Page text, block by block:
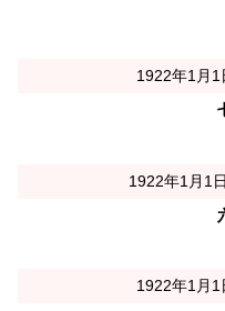
1922年1月1
1922年1月1
1922年1月1